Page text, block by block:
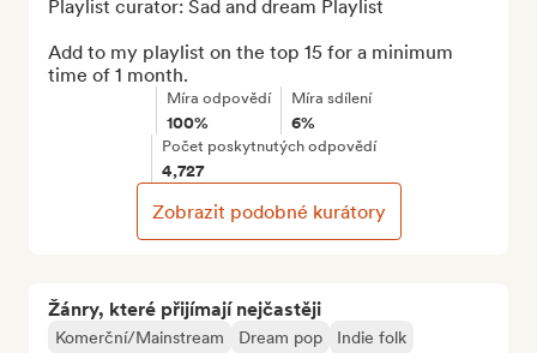
Žánry, které přijímají nejčastěji
Komerční/Mainstream Dream pop
Indie folk
Playlist curator: Sad and dream Playlist
Add to my playlist on the top 15 for a minimum
time of 1 month.
Míra odpovědí
100%
Míra sdílení
6%
Počet poskytnutých odpovědí
4,727
Zobrazit podobné kurátory